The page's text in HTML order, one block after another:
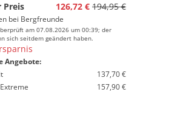
Preis
126,72 € 194,95 €
bei Bergfreunde
am 07.08.2026 um 00:39; der
sich seitdem geändert haben.
Angebote:
137,70 €
157,90 €